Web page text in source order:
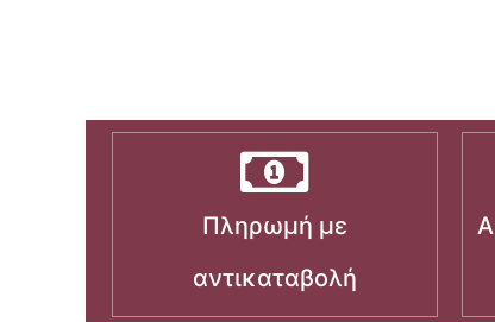
Πληρωμή με
αντικαταβολή